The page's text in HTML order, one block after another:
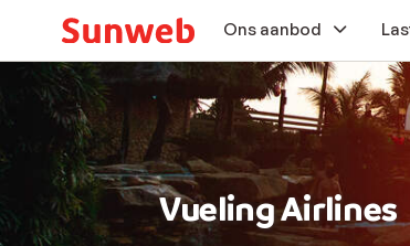
Ons aanbod
Zonvakanties
Wintersport
AutovakantiesVueling Airlines